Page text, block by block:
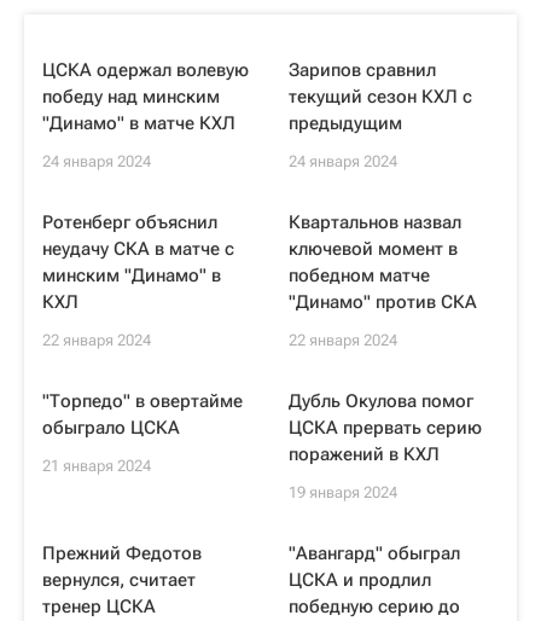
ЦСКА одержал волевую
победу над минским
"Динамо" в матче КХЛ
24 января 2024
Зарипов сравнил
текущий сезон КХЛ с
предыдущим
24 января 2024
Ротенберг объяснил
неудачу СКА в матче с
минским "Динамо" в
КХЛ
22 января 2024
Квартальнов назвал
ключевой момент в
победном матче
"Динамо" против СКА
22 января 2024
"Торпедо" в овертайме
обыграло ЦСКА
21 января 2024
Дубль Окулова помог
ЦСКА прервать серию
поражений в КХЛ
19 января 2024
Прежний Федотов
вернулся, считает
тренер ЦСКА
"Авангард" обыграл
ЦСКА и продлил
победную серию до